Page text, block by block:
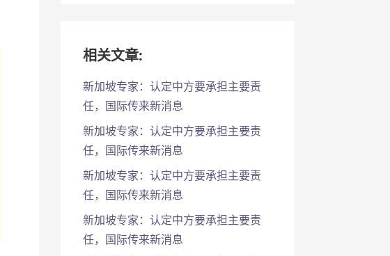
相关文章:
新加坡专家：认定中方要承担主要责
任，国际传来新消息
新加坡专家：认定中方要承担主要责
任，国际传来新消息
新加坡专家：认定中方要承担主要责
任，国际传来新消息
新加坡专家：认定中方要承担主要责
任，国际传来新消息